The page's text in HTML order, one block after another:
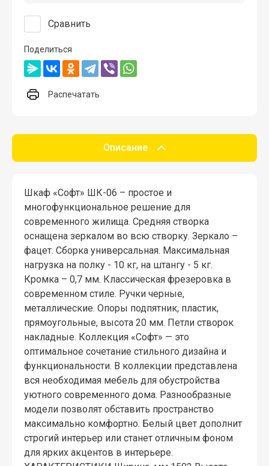
Сравнить
Поделиться
Распечатать
Описание
Шкаф «Софт» ШК-06 – простое и
многофункциональное решение для
современного жилища. Средняя створка
оснащена зеркалом во всю створку. Зеркало –
фацет. Сборка универсальная. Максимальная
нагрузка на полку - 10 кг, на штангу - 5 кг.
Кромка – 0,7 мм. Классическая фрезеровка в
современном стиле. Ручки черные,
металлические. Опоры подпятник, пластик,
прямоугольные, высота 20 мм. Петли створок
накладные. Коллекция «Софт» — это
оптимальное сочетание стильного дизайна и
функциональности. В коллекции представлена
вся необходимая мебель для обустройства
уютного современного дома. Разнообразные
модели позволят обставить пространство
максимально комфортно. Белый цвет дополнит
строгий интерьер или станет отличным фоном
для ярких акцентов в интерьере.